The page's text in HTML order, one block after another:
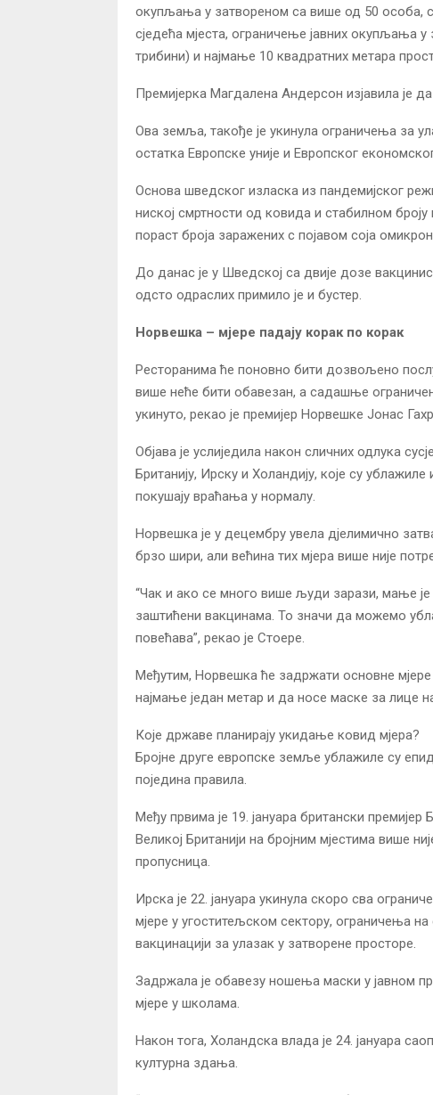
окупљања у затвореном са више од 50 особа,
сједећа мјеста, ограничење јавних окупљања
трибини) и најмање 10 квадратних метара
Премијерка Магдалена Андерсон изјавила је
Ова земља, такође је укинула ограничења за
остатка Европске уније и Европског
Основа шведског изласка из пандемијског
ниској смртности од ковида и стабилном
пораст броја заражених с појавом соја
До данас је у Шведској са двије дозе
одсто одраслих примило је и бустер.
Норвешка – мјере падају корак по корак
Ресторанима ће поновно бити дозвољено
више неће бити обавезан, а садашње
укинуто, рекао је премијер Норвешке Јонас
Објава је услиједила након сличних одлука
Британију, Ирску и Холандију, које су
покушају враћања у нормалу.
Норвешка је у децембру увела дјелимично
брзо шири, али већина тих мјера више није
“Чак и ако се много више људи зарази, мање
заштићени вакцинама. То значи да можемо
повећава”, рекао је Стоере.
Међутим, Норвешка ће задржати основне
најмање један метар и да носе маске за лице
Које државе планирају укидање ковид мјера?
Бројне друге европске земље ублажиле су
поједина правила.
Међу првима је 19. јануара британски
Великој Британији на бројним мјестима више
пропусница.
Ирска је 22. јануара укинула скоро сва
мјере у угоститељском сектору, ограничења
вакцинацији за улазак у затворене просторе.
Задржала је обавезу ношења маски у јавном
мјере у школама.
Након тога, Холандска влада је 24. јануара
културна здања.